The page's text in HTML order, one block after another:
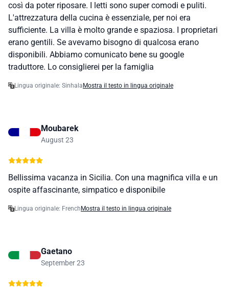
così da poter riposare. I letti sono super comodi e puliti.
L'attrezzatura della cucina è essenziale, per noi era
sufficiente. La villa è molto grande e spaziosa. I proprietari
erano gentili. Se avevamo bisogno di qualcosa erano
disponibili. Abbiamo comunicato bene su google
traduttore. Lo consiglierei per la famiglia
Lingua originale: Sinhala Mostra il testo in lingua originale
Moubarek
August 23
Bellissima vacanza in Sicilia. Con una magnifica villa e un
ospite affascinante, simpatico e disponibile
Lingua originale: French Mostra il testo in lingua originale
Gaetano
September 23